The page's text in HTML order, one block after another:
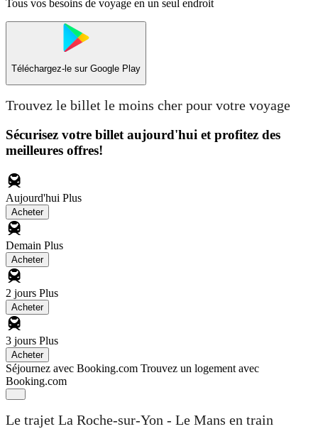
Tous vos besoins de voyage en un seul endroit
Téléchargez-le sur Google Play
Trouvez le billet le moins cher pour votre voyage
Sécurisez votre billet aujourd'hui et profitez des
meilleures offres!
Aujourd'hui Plus
Acheter
Demain Plus
Acheter
2 jours Plus
Acheter
3 jours Plus
Acheter
Séjournez avec Booking.com Trouvez un logement avec
Booking.com
Le trajet La Roche-sur-Yon - Le Mans en train